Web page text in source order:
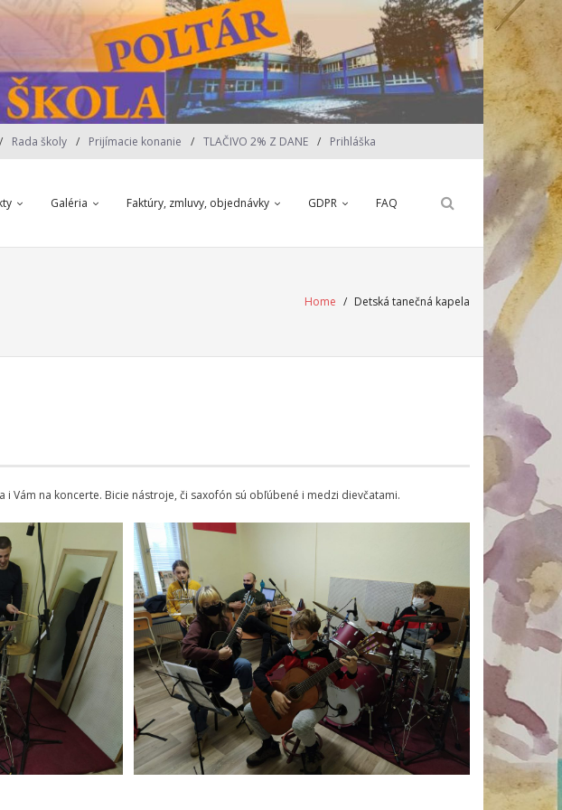
Rada školy Prijímacie konanie TLAČIVO 2% Z DANE Prihláška
Galéria Faktúry, zmluvy, objednávky GDPR FAQ
Home / Detská tanečná kapela
Vám na koncerte. Bicie nástroje, či saxofón sú obľúbené i medzi dievčatami.